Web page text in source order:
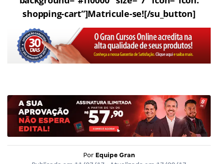
shopping-cart”]Matricule-se![/su_button]
Por Equipe Gran